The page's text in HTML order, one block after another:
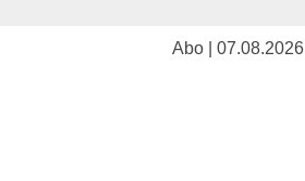
Abo | 07.08.2026